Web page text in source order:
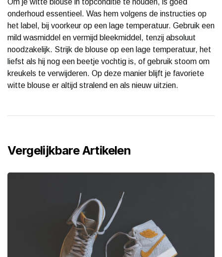
onderhoud essentieel. Was hem volgens de instructies op
het label, bij voorkeur op een lage temperatuur. Gebruik een
mild wasmiddel en vermijd bleekmiddel, tenzij absoluut
noodzakelijk. Strijk de blouse op een lage temperatuur, het
liefst als hij nog een beetje vochtig is, of gebruik stoom om
kreukels te verwijderen. Op deze manier blijft je favoriete
witte blouse er altijd stralend en als nieuw uitzien.
Vergelijkbare Artikelen